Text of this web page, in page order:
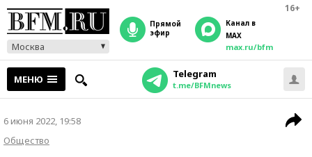
16+
Москва
прямой
эфир
Канал в
MAX
max.ru/bfm
МЕНЮ Telegram
t.me/BFMnews
6 июня 2022, 19:58
Общество